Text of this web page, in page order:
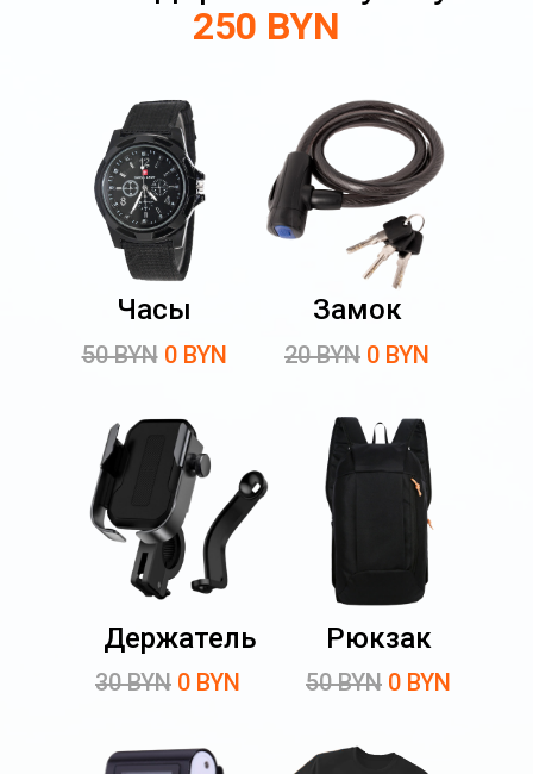
50 BYN 0 BYN
Рюкзак
250 BYN
Часы
50 BYN 0 BYN 20 BYN 0 BYN
30 BYN 0 BYN
Замок
Держатель